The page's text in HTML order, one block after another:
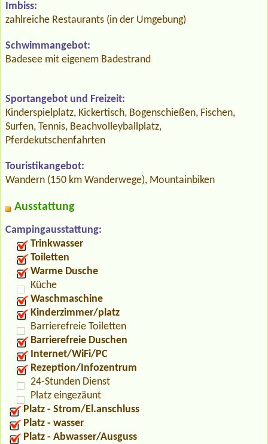
Imbiss:
zahlreiche Restaurants (in der Umgebung)
Schwimmangebot:
Badesee mit eigenem Badestrand
Sportangebot und Freizeit:
Kinderspielplatz, Kickertisch, Bogenschießen, Fischen,
Surfen, Tennis, Beachvolleyballplatz,
Pferdekutschenfahrten
Touristikangebot:
Wandern (150 km Wanderwege), Mountainbiken
Ausstattung
Campingausstattung:
Trinkwasser
Toiletten
Warme Dusche
Küche
Waschmaschine
Kinderzimmer/platz
Barrierefreie Toiletten
Barrierefreie Duschen
Internet/WiFi/PC
Rezeption/Infozentrum
24-Stunden Dienst
Platz eingezäunt
Platz - Strom/El.anschluss
Platz - wasser
Platz - Abwasser/Ausguss